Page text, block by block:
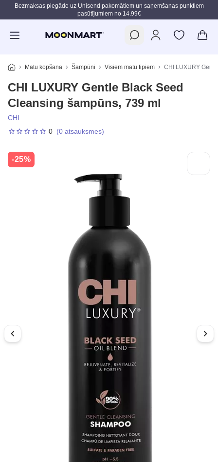
Pāriet uz galveno saturu
Bezmaksas piegāde uz Unisend pakomātiem un saņemšanas punktiem
pasūtījumiem no 14.99€
Matu kopšana Šampūni Visiem matu tipiem CHI LUXURY
CHI LUXURY Gentle Black Seed
Cleansing šampūns, 739 ml
CHI
0 (0 atsauksmes)
-25%